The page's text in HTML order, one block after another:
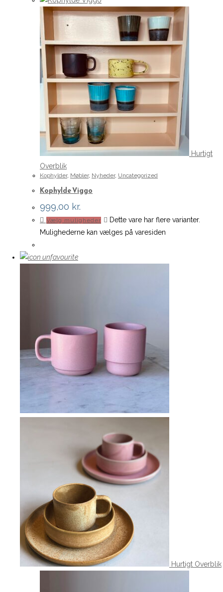
Hurtigt
Overblik
Kophylder, Møbler, Nyheder, Uncategorized
Kophylde Viggo
999,00 kr.
Vælg muligheder
Dette vare har flere varianter.
Mulighederne kan vælges på varesiden
Hurtigt Overblik